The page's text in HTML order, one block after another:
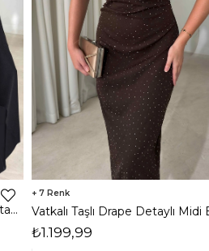
Dökümlü Pelerin Kol Pencere Detaylı Maxi Siyah Arlev Kadın Elbise 26Y511
7
₺1.199,99